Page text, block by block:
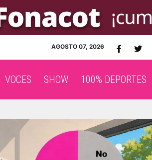
AGOSTO 07, 2026
VOCES SHOW 100% DEPORTES